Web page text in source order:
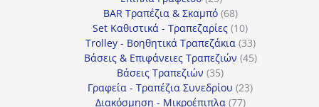
προϊόντα
BAR Τραπέζια & Σκαμπό 6868
προϊόντα
Set Καθιστικά - Τραπεζαρίες 1010
προϊόντα
Trolley - Βοηθητικά Τραπεζάκια 3333
προϊόντα
Βάσεις & Επιφάνειες Τραπεζιών 4545
Βάσεις Τραπεζιών 3535
προϊόντα
Γραφεία - Τραπέζια Συνεδρίου 2323
Διακόσμηση - Μικροέπιπλα 7777